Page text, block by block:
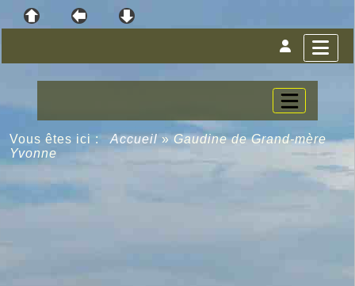
Vous êtes ici : Accueil »Gaudine de Grand-mère
Yvonne